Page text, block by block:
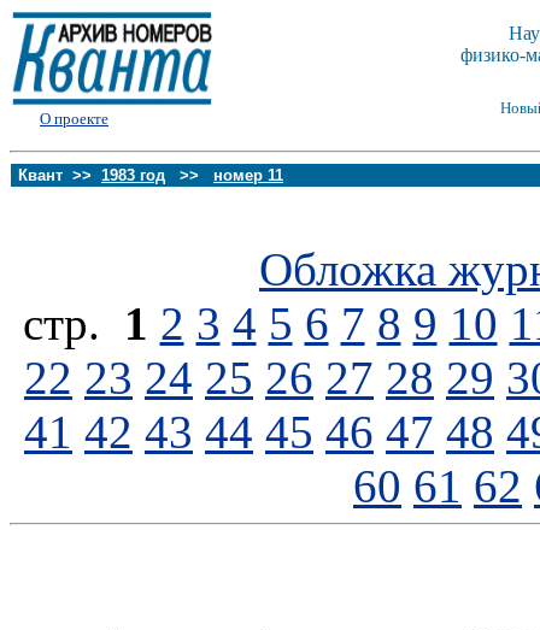
О проекте
физико-
Квант >> 1983 год >> номер 11
Обложка
стp. 1 2 3 4 5 6 7 8 9 10
22 23 24 25 26 27 28 29
41 42 43 44 45 46 47 48
60 61 62